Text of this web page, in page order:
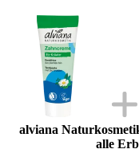
alviana
alle